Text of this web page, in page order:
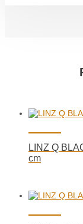
LINZ Q
cm